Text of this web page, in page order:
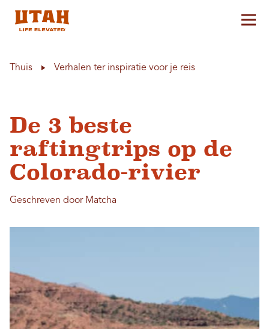
Thuis Verhalen ter inspiratie voor je reis
De 3 beste
raftingtrips op de
Colorado-rivier
Geschreven door Matcha